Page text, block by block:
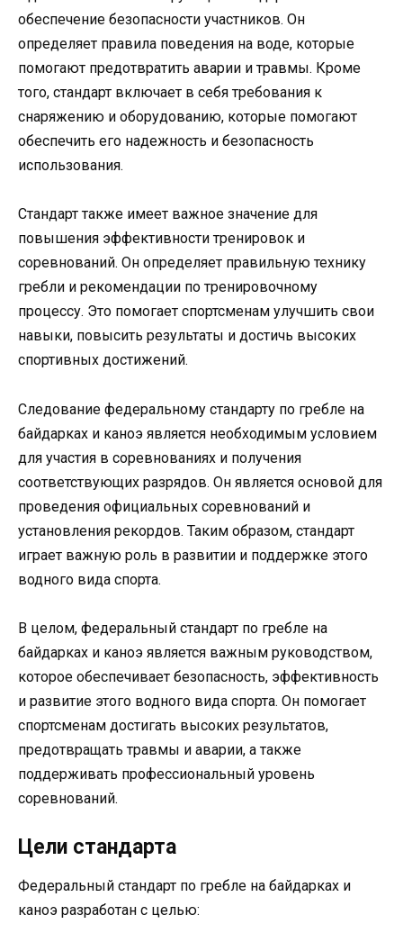
обеспечение безопасности участников. Он
определяет правила поведения на воде, которые
помогают предотвратить аварии и травмы. Кроме
того, стандарт включает в себя требования к
снаряжению и оборудованию, которые помогают
обеспечить его надежность и безопасность
использования.
Стандарт также имеет важное значение для
повышения эффективности тренировок и
соревнований. Он определяет правильную технику
гребли и рекомендации по тренировочному
процессу. Это помогает спортсменам улучшить свои
навыки, повысить результаты и достичь высоких
спортивных достижений.
Следование федеральному стандарту по гребле на
байдарках и каноэ является необходимым условием
для участия в соревнованиях и получения
соответствующих разрядов. Он является основой для
проведения официальных соревнований и
установления рекордов. Таким образом, стандарт
играет важную роль в развитии и поддержке этого
водного вида спорта.
В целом, федеральный стандарт по гребле на
байдарках и каноэ является важным руководством,
которое обеспечивает безопасность, эффективность
и развитие этого водного вида спорта. Он помогает
спортсменам достигать высоких результатов,
предотвращать травмы и аварии, а также
поддерживать профессиональный уровень
соревнований.
Цели стандарта
Федеральный стандарт по гребле на байдарках и
каноэ разработан с целью: